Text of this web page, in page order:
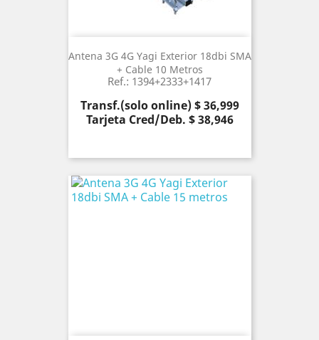
Antena 3G 4G Yagi Exterior 18dbi SMA
+ Cable 10 Metros
Ref.: 1394+2333+1417
Precio
Transf.(solo online) $ 36,999
Tarjeta Cred/Deb. $ 38,946